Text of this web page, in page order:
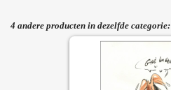
4 andere producten in dezelfde categorie: